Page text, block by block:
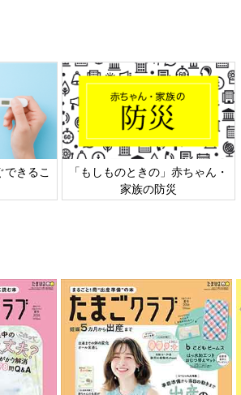
きるこ
「もしものときの」赤ちゃん・
家族の防災